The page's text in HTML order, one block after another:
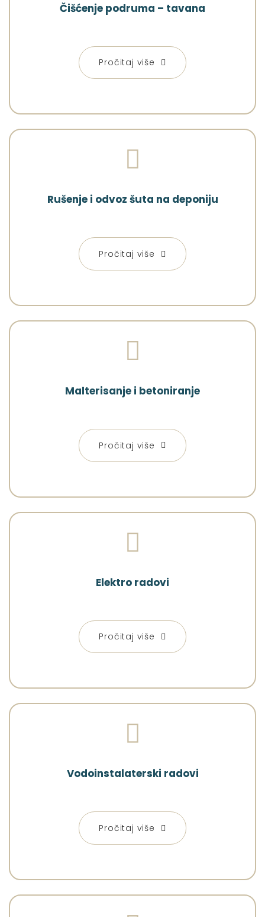
Čišćenje podruma – tavana
Pročitaj više
Rušenje i odvoz šuta na deponiju
Pročitaj više
Malterisanje i betoniranje
Pročitaj više
Elektro radovi
Pročitaj više
Vodoinstalaterski radovi
Pročitaj više